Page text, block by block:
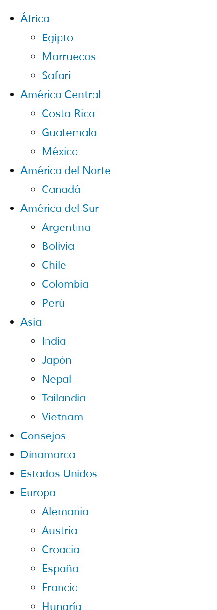
África
Egipto
Marruecos
Safari
América Central
Costa Rica
Guatemala
México
América del Norte
Canadá
América del Sur
Argentina
Bolivia
Chile
Colombia
Perú
Asia
India
Japón
Nepal
Tailandia
Vietnam
Consejos
Dinamarca
Estados Unidos
Europa
Alemania
Austria
Croacia
España
Francia
Hungría